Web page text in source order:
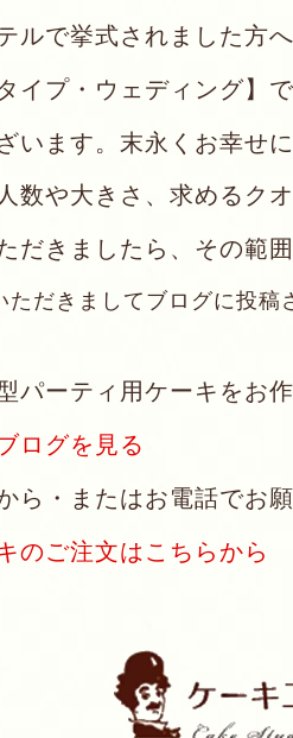
ルで挙式されました方
イプ・ウェディング】で
います。末永くお幸せ
数や大きさ、求めるク
だきましたら、その範
だきましてブログに投稿
パーティ用ケーキをお作
ログを見る
ら・またはお電話でお願
のご注文はこちらから